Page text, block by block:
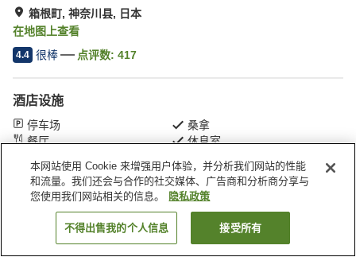
箱根町, 神奈川县, 日本
在地图上查看
4.4 很棒 点评数: 417
酒店设施
停车场
桑拿
餐厅
休息室
首页 日本 神奈川县 箱根町 箱根尤图瓦酒店
搜索客房
本网站使用 Cookie 来增强用户体验，并分析我们网站的性能
和流量。我们还会与合作的社交媒体、广告商和分析商分享与
您使用我们网站相关的信息。
隐私政策
不得出售我的个人信息 接受所有